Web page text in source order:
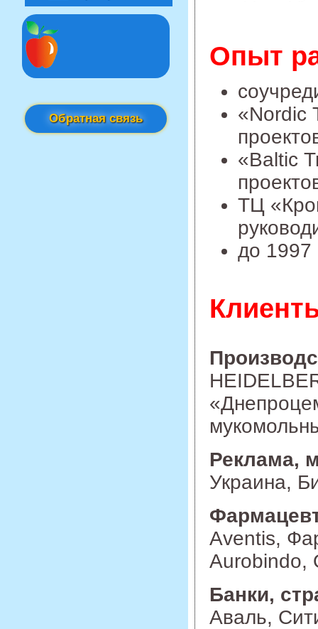
Обратная связь
Опыт
«Nordic
«Baltic
ТЦ
до 1997
Реклама,
Украина,
Aventis,
Aurobindo,
Банки,
Аваль,